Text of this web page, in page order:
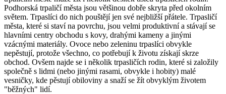
Podhorská trpaličí města jsou většinou dobře skryta před okolním
světem. Trpaslíci do nich pouštějí jen své nejbližší přátele. Trpasličí
města, které si staví na povrchu, jsou velmi produktivní a stávají se
hlavními centry obchodu s kovy, drahými kameny a jinými
vzácnými materiály. Ovoce nebo zeleninu trpaslíci obvykle
nepěstují, protože všechno, co potřebují k životu získají skrze
obchod. Ovšem najde se i několik trpasličích rodin, které si založily
společně s lidmi (nebo jinými rasami, obvykle i hobity) malé
vesničky, kde pěstují obiloviny a snaží se žít obvyklým životem
"běžných" lidí.